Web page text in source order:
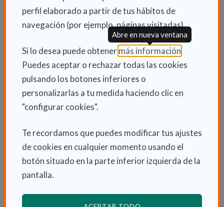
perfil elaborado a partir de tus hábitos de
navegación (por ejemplo, páginas visitadas).
Si lo desea puede obtener más información
Puedes aceptar o rechazar todas las cookies
pulsando los botones inferiores o
personalizarlas a tu medida haciendo clic en
"configurar cookies".
Te recordamos que puedes modificar tus ajustes
de cookies en cualquier momento usando el
botón situado en la parte inferior izquierda de la
pantalla.
Abre en nueva ventana
En definitiva, viajar se convierte en una herramienta
de salud preventiva y bienestar integral.
En un contexto en el que el envejecimiento de la
población es una realidad creciente, las Rutas
Culturales se consolidan como un ejemplo de política
pública que apuesta por una longevidad activa,
participativa y saludable. Porque cumplir años no
significa detenerse, sino abrir nuevas rutas.
TAMBIÉN PARA QUIENES
CUIDAN